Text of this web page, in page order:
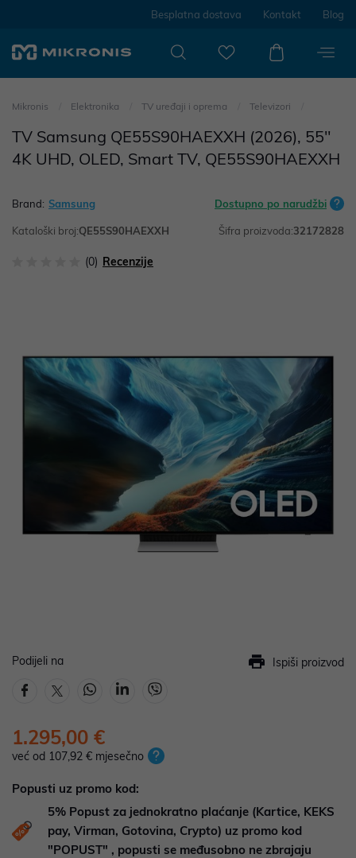
Besplatna dostava Kontakt Blog
Mikronis Elektronika TV uređaji i oprema Televizori
TV Samsung QE55S90HAEXXH (2026), 55"
4K UHD, OLED, Smart TV, QE55S90HAEXXH
Brand: Samsung Dostupno po narudžbi
Kataloški broj:QE55S90HAEXXH Šifra proizvoda:32172828
(0) Recenzije
Podijeli na Ispiši proizvod
1.295,00 €
već od 107,92 € mjesečno
Popusti uz promo kod:
5% Popust za jednokratno plaćanje (Kartice, KEKS
pay, Virman, Gotovina, Crypto) uz promo kod
"POPUST" , popusti se međusobno ne zbrajaju